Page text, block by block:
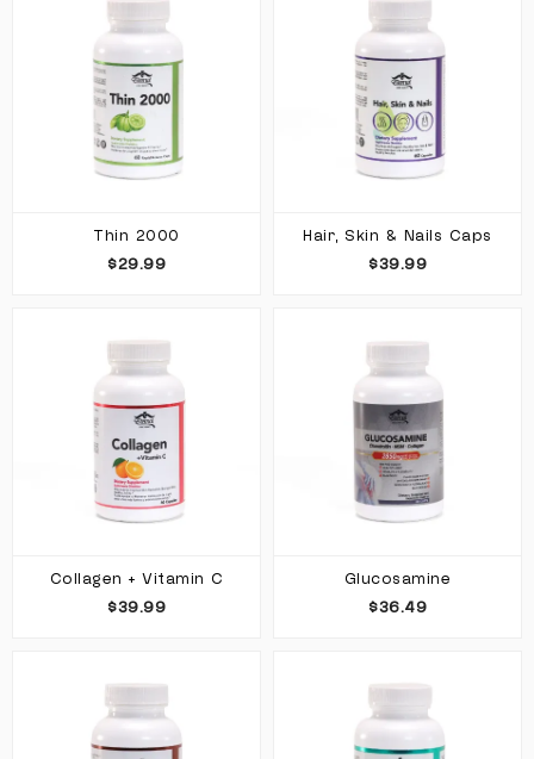
Thin 2000
$29.99
Hair, Skin & Nails Caps
$39.99
Collagen + Vitamin C
$39.99
Glucosamine
$36.49